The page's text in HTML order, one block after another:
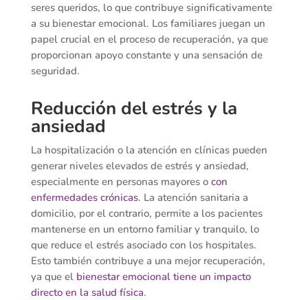
seres queridos, lo que contribuye significativamente
a su bienestar emocional. Los familiares juegan un
papel crucial en el proceso de recuperación, ya que
proporcionan apoyo constante y una sensación de
seguridad.
Reducción del estrés y la
ansiedad
La hospitalización o la atención en clínicas pueden
generar niveles elevados de estrés y ansiedad,
especialmente en personas mayores o con
enfermedades crónicas. La atención sanitaria a
domicilio, por el contrario, permite a los pacientes
mantenerse en un entorno familiar y tranquilo, lo
que reduce el estrés asociado con los hospitales.
Esto también contribuye a una mejor recuperación,
ya que el bienestar emocional tiene un impacto
directo en la salud física.